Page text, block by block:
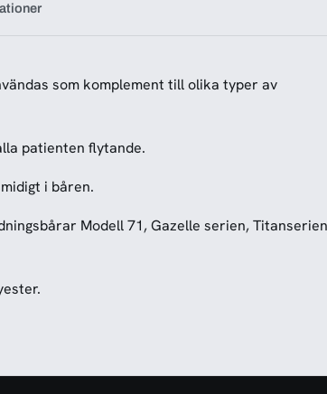
som komplement till olika typer av
patienten flytande.
i båren.
Modell 71, Gazelle serien,